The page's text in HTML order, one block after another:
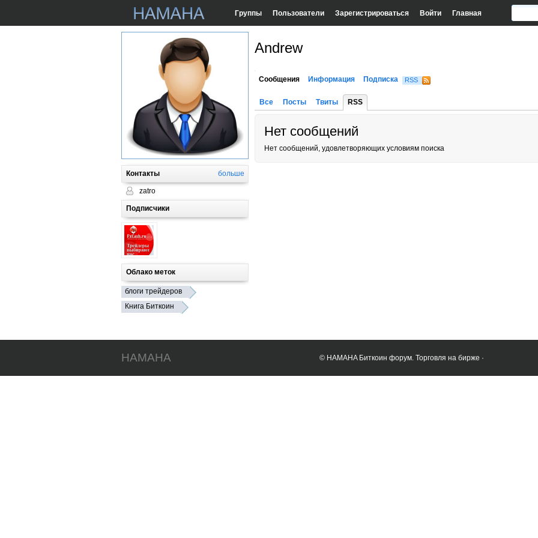
Группы Пользователи Зарегистрироваться Войти Главная
Контакты больше
zatro
Подписчики
Облако меток
блоги трейдеров
Книга Биткоин
Andrew
Сообщения Информация Подписка RSS
Все Посты Твиты RSS
Нет сообщений
Нет сообщений, удовлетворяющих условиям поиска
HAMAHA © HAMAHA Биткоин форум. Торговля на бирже ·